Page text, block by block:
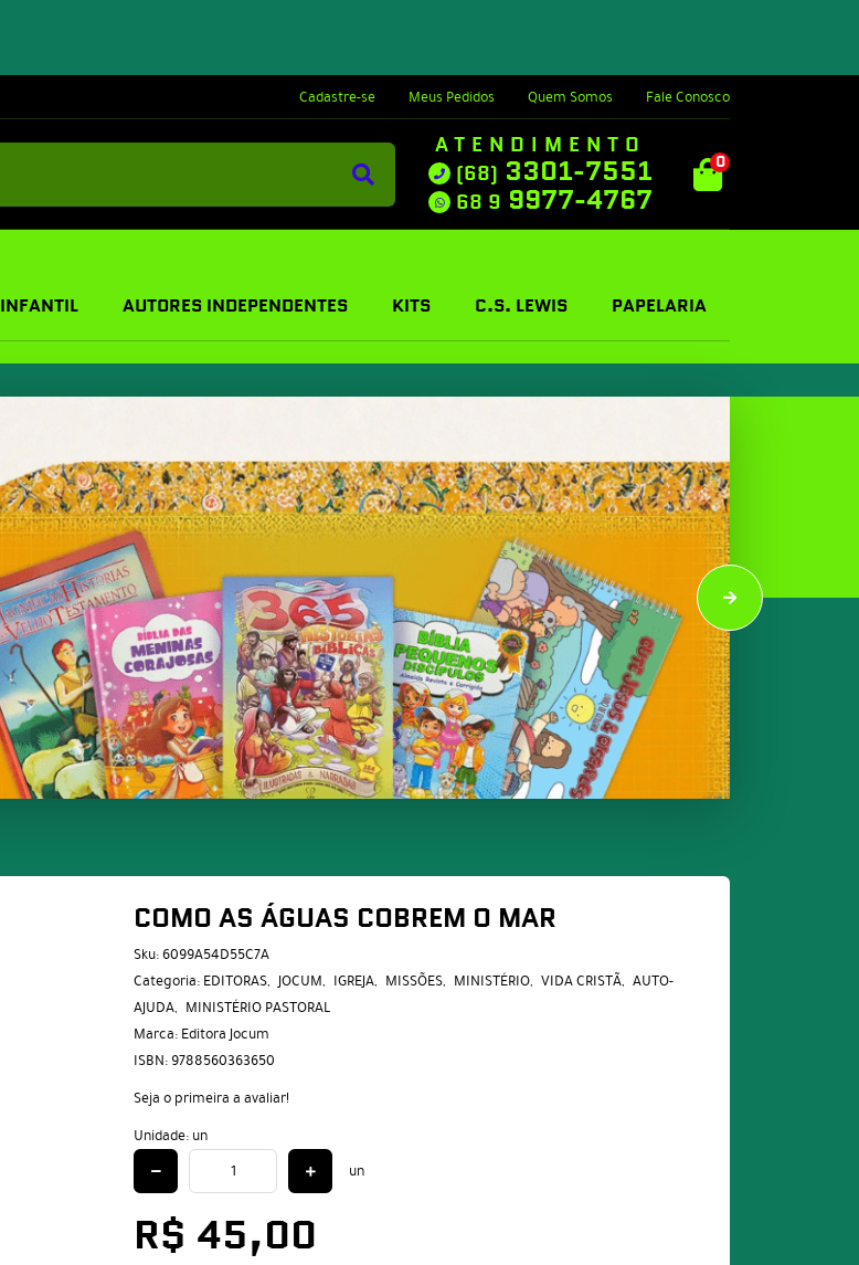
Cadastre-se Meus Pedidos Quem Somos Fale Conosco
ATENDIMENTO
(68) 3301-7551
68 9 9977-4767
0
INFANTIL AUTORES INDEPENDENTES KITS C.S. LEWIS PAPELARIA
COMO AS ÁGUAS COBREM O MAR
Sku: 6099A54D55C7A
Categoria: EDITORAS JOCUM IGREJA MISSÕES MINISTÉRIO VIDA CRISTÃ AUTO-
AJUDA MINISTÉRIO PASTORAL
Marca: Editora Jocum
ISBN: 9788560363650
Seja o primeira a avaliar!
Unidade: un
un
R$ 45,00